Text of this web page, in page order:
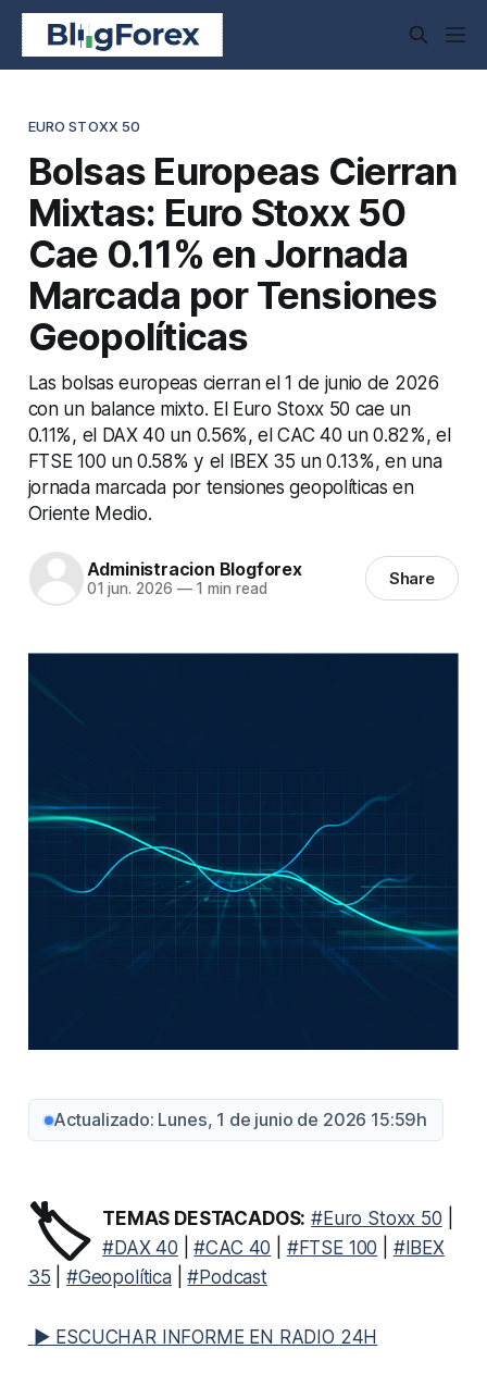
EURO STOXX 50
Bolsas Europeas Cierran
Mixtas: Euro Stoxx 50
Cae 0.11% en Jornada
Marcada por Tensiones
Geopolíticas
Las bolsas europeas cierran el 1 de junio de 2026
con un balance mixto. El Euro Stoxx 50 cae un
0.11%, el DAX 40 un 0.56%, el CAC 40 un 0.82%, el
FTSE 100 un 0.58% y el IBEX 35 un 0.13%, en una
jornada marcada por tensiones geopolíticas en
Oriente Medio.
Administracion Blogforex
01 jun. 2026 —1 min read Share
Actualizado: Lunes, 1 de junio de 2026 15:59h
🏷️ TEMAS DESTACADOS: #Euro Stoxx 50
#DAX 40 |#CAC 40 #FTSE 100
#IBEX
35
#Geopolítica|#Podcast
▶ ESCUCHAR INFORME EN RADIO 24H